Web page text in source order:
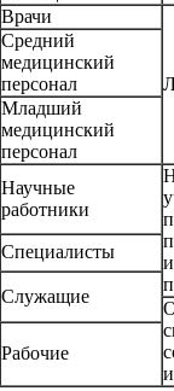
Врачи
Средний
медицинский
персонал
Младший
медицинский
персонал
Научные
работники
Специалисты
Служащие
Рабочие